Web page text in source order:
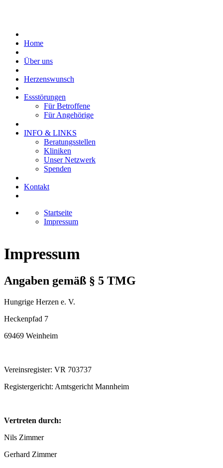
Home
Über uns
Herzenswunsch
Essstörungen
Für Betroffene
Für Angehörige
INFO & LINKS
Beratungsstellen
Kliniken
Unser Netzwerk
Spenden
Kontakt
Startseite
Impressum
Impressum
Angaben gemäß § 5 TMG
Hungrige Herzen e. V.
Heckenpfad 7
69469 Weinheim
Vereinsregister: VR 703737
Registergericht: Amtsgericht Mannheim
Vertreten durch:
Nils Zimmer
Gerhard Zimmer